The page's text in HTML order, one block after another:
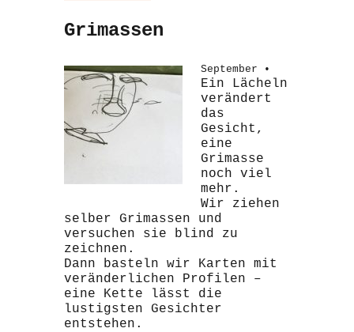
Grimassen
September •
Ein Lächeln
verändert
das
Gesicht,
eine
Grimasse
noch viel
mehr.
Wir ziehen
selber Grimassen und
versuchen sie blind zu
zeichnen.
Dann basteln wir Karten mit
veränderlichen Profilen –
eine Kette lässt die
lustigsten Gesichter
entstehen.